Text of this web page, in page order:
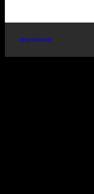
Impressum